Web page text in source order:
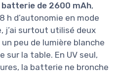
batterie de 2600 mAh,
h d’autonomie en mode
j’ai surtout utilisé deux
peu de lumière blanche
sur la table. En UV seul,
la batterie ne bronche